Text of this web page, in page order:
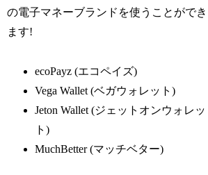
の電子マネーブランドを使うことができ
ます!
ecoPayz (エコペイズ)
Vega Wallet (ベガウォレット)
Jeton Wallet (ジェットオンウォレッ
ト)
MuchBetter (マッチベター)